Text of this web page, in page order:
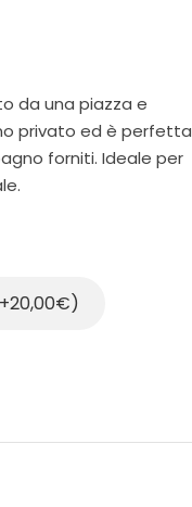
da una piazza e
privato ed è perfetta
forniti. Ideale per